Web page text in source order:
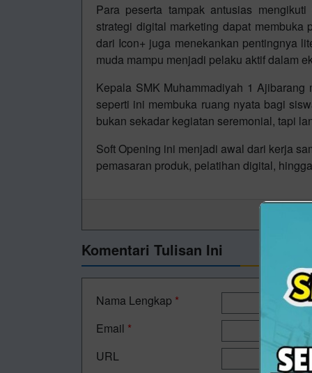
Para peserta tampak antusias
strategi digital marketing dapat
dari Icon+ juga menekankan pentingnya
muda mampu menjadi pelaku aktif dalam
Kepala SMK Muhammadiyah 1 Ajibarang
seperti ini membuka ruang nyata bagi
bukan sekadar kegiatan seremonial, tapi
Soft Opening ini menjadi awal dari kerja
pemasaran produk, pelatihan digital,
Komentari Tulisan Ini
Nama Lengkap *
Email *
URL